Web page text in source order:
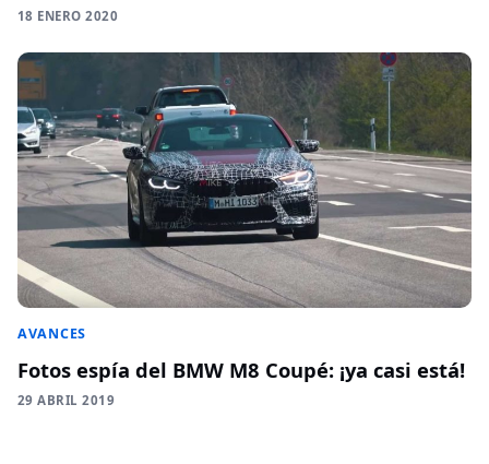
18 ENERO 2020
AVANCES
Fotos espía del BMW M8 Coupé: ¡ya casi está!
29 ABRIL 2019